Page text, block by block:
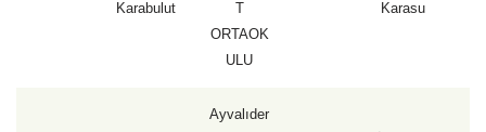
Karabulut
ORTAOK
ULU
Karasu
Ayvalıder